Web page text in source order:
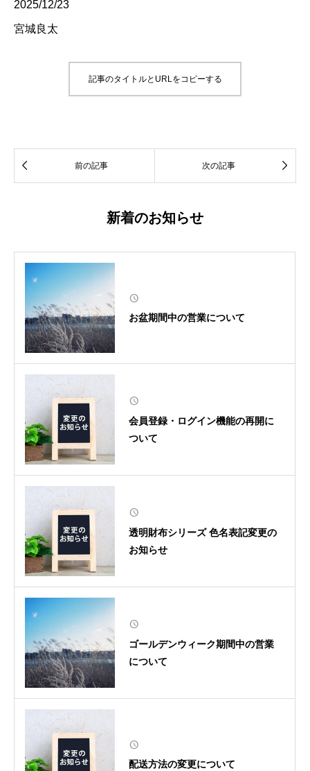
2025/12/23
宮城良太
記事のタイトルとURLをコピーする
 前の記事 次の記事 
新着のお知らせ
お盆期間中の営業について
会員登録・ログイン機能の再開に
ついて
透明財布シリーズ 色名表記変更の
お知らせ
ゴールデンウィーク期間中の営業
について
配送方法の変更について